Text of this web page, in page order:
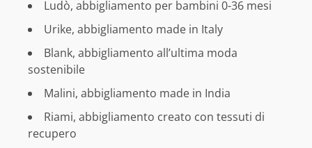
Ludò, abbigliamento per bambini 0-36 mesi
Urike, abbigliamento made in Italy
Blank, abbigliamento all’ultima moda
sostenibile
Malini, abbigliamento made in India
Riami, abbigliamento creato con tessuti di
recupero